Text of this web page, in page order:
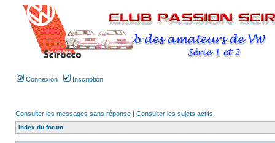
Connexion Inscription
Consulter les messages sans réponse | Consulter les sujets actifs
Index du forum